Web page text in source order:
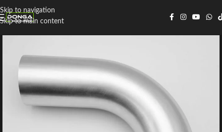
Skip to navigation
Skip to main content